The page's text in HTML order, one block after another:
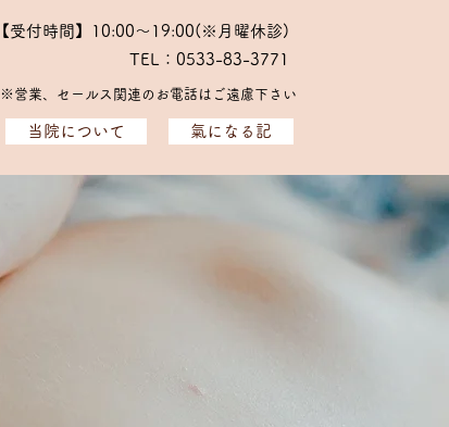
【受付時間】10:00～19:00(※月曜休診)
TEL：0533-83-3771
※​営業、セールス関連のお電話はご遠慮下さい
当院について 氣になる記